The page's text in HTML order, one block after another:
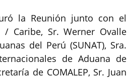
la Reunión junto con el
Caribe, Sr. Werner Ovalle
del Perú (SUNAT), Sra.
de Aduana de
de COMALEP, Sr. Juan